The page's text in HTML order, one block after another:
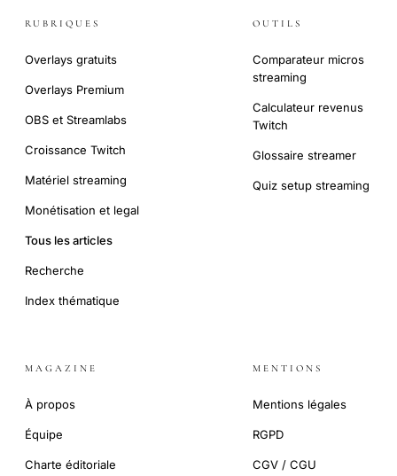
RUBRIQUES
Overlays gratuits
Overlays Premium
OBS et Streamlabs
Croissance Twitch
Matériel streaming
Monétisation et legal
Tous les articles
Recherche
Index thématique
OUTILS
Comparateur micros
streaming
Calculateur revenus
Twitch
Glossaire streamer
Quiz setup streaming
MAGAZINE
À propos
Équipe
Charte éditoriale
MENTIONS
Mentions légales
RGPD
CGV / CGU